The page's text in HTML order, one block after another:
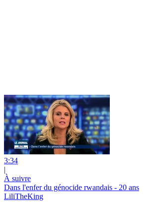
3:34
|
À suivre
Dans l'enfer du génocide rwandais - 20 ans
LiliTheKing